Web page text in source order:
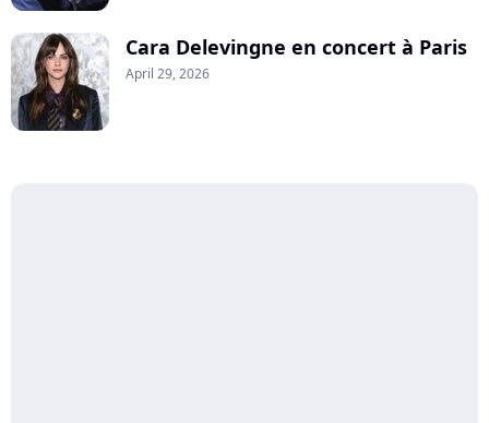
Cara Delevingne en concert à Paris
April 29, 2026